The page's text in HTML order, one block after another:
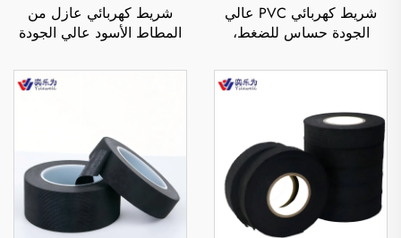
شريط كهربائي PVC عالي
الجودة حساس للضغط،
الجهد العالي في المشاريع
شريط كهربائي عازل من
المطاط الأسود عالي الجودة
بلصق من جهة واحدة، مقاوم
للحرارة والماء، للاستخدام في